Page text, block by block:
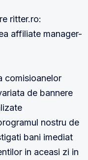
ritter.ro:
affiliate manager-
comisioanelor
de bannere
nostru de
bani imediat
in aceasi zi in